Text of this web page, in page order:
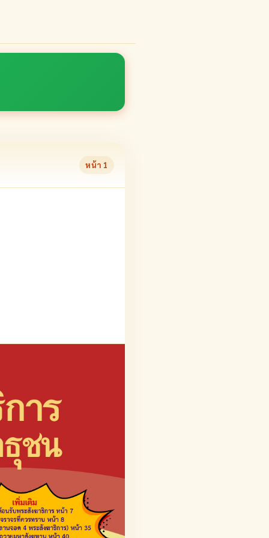
หน้า 1